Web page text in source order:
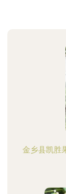
金乡县凯胜